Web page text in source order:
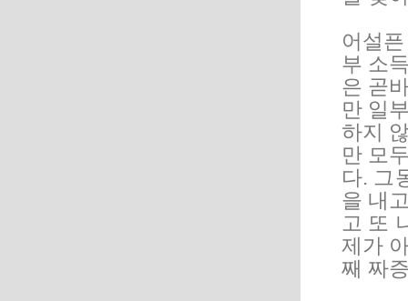
어설
부 소
은 곧
만 일
하지
만 모
다. 그
을 내
고 또
제가
째 짜